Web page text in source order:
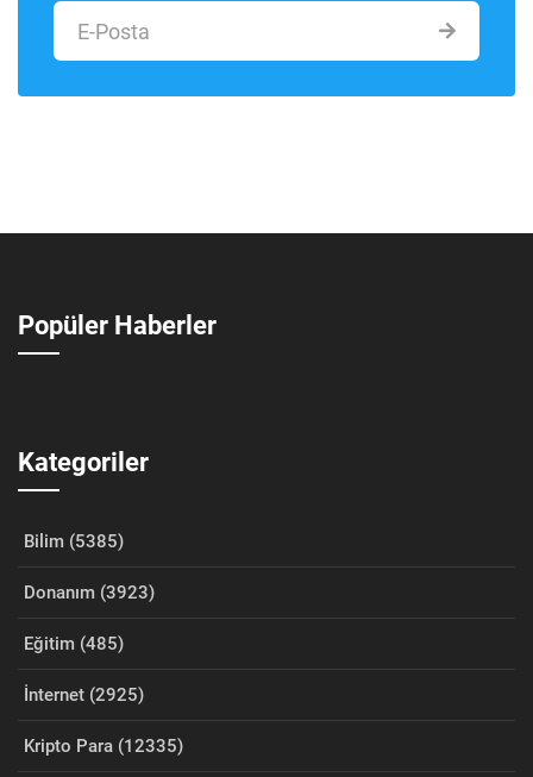
Popüler Haberler
Kategoriler
Bilim (5385)
Donanım (3923)
Eğitim (485)
İnternet (2925)
Kripto Para (12335)